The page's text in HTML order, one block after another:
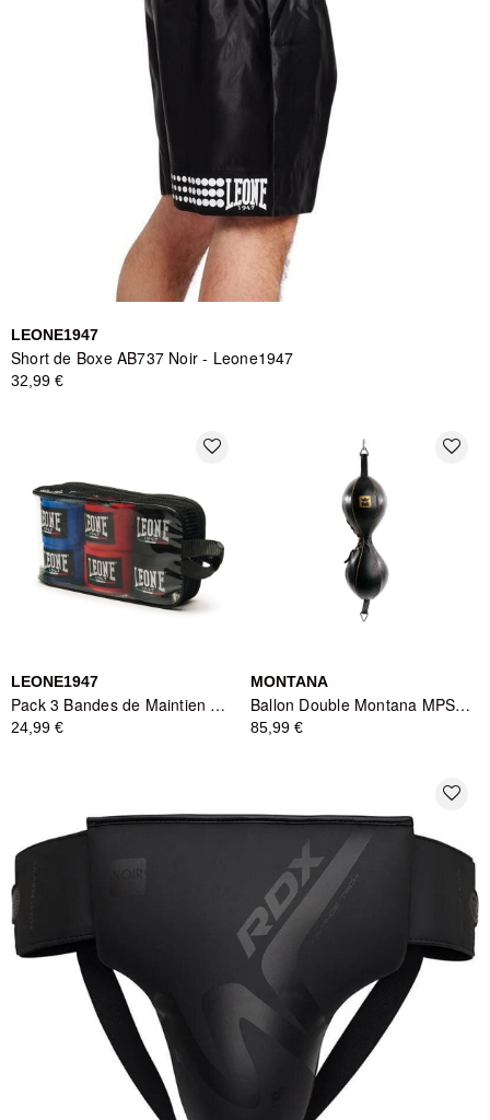
LEONE1947
Short de Boxe AB737 Noir - Leone1947
32,99 €
favorite_border
LEONE1947
Pack 3 Bandes de Maintien Tricolore - Leone1947
24,99 €
favorite_border
MONTANA
Ballon Double Montana MPS 3000 - Noir
85,99 €
favorite_border